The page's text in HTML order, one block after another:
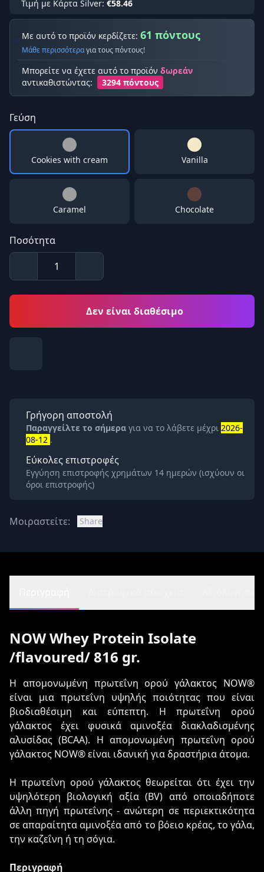
Τιμή με Κάρτα Silver: €58.46
Με αυτό το προϊόν κερδίζετε: 61 πόντους
Μάθε περισσότεραγια τους πόντους!
Μπορείτε να έχετε αυτό το προϊόν δωρεάν
αντικαθιστώντας:
3294 πόντους
Γεύση
Cookies with cream Vanilla
Caramel Chocolate
Ποσότητα
Δεν είναι διαθέσιμο
Γρήγορη αποστολή
Παραγγείλτε το σήμερα για να το λάβετε μέχρι 2026-
08-12 .
Εύκολες επιστροφές
Εγγύηση επιστροφής χρημάτων 14 ημερών (ισχύουν οι
όροι επιστροφής)
Μοιραστείτε: Share
NOW Whey Protein Isolate
/flavoured/ 816 gr.
Η απομονωμένη πρωτεΐνη ορού γάλακτος NOW®
είναι μια πρωτεΐνη υψηλής ποιότητας που είναι
βιοδιαθέσιμη και εύπεπτη. Η πρωτεΐνη ορού
γάλακτος έχει φυσικά αμινοξέα διακλαδισμένης
αλυσίδας (BCAA). Η απομονωμένη πρωτεΐνη ορού
γάλακτος NOW® είναι ιδανική για δραστήρια άτομα.
Η πρωτεΐνη ορού γάλακτος θεωρείται ότι έχει την
υψηλότερη βιολογική αξία (BV) από οποιαδήποτε
άλλη πηγή πρωτεΐνης - ανώτερη σε περιεκτικότητα
σε απαραίτητα αμινοξέα από το βόειο κρέας, το γάλα,
την καζεΐνη ή τη σόγια.
Περιγραφή